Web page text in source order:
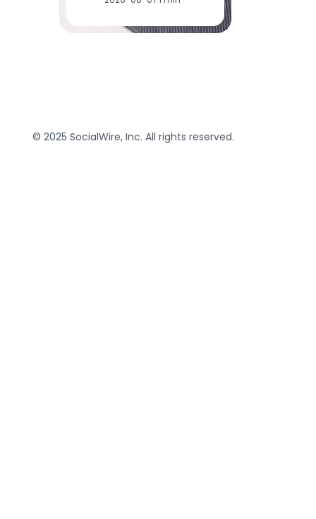
© 2025 SocialWire, Inc. All rights reserved.